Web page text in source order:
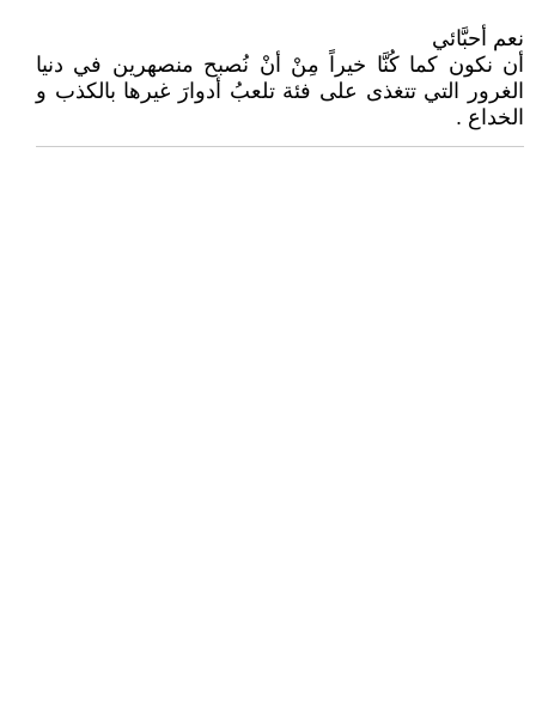
نعم أحبَّائي
أن نكون كما كُنَّا خيراً مِنْ أنْ نُصبح منصهرين في دنيا
الغرور التي تتغذى على فئة تلعبُ أدوارَ غيرها بالكذب و
الخداع .